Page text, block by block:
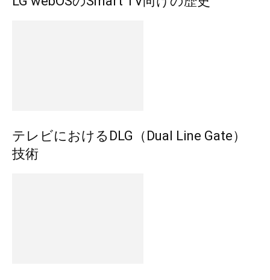
テレビにおけるDLG（Dual Line Gate）
技術